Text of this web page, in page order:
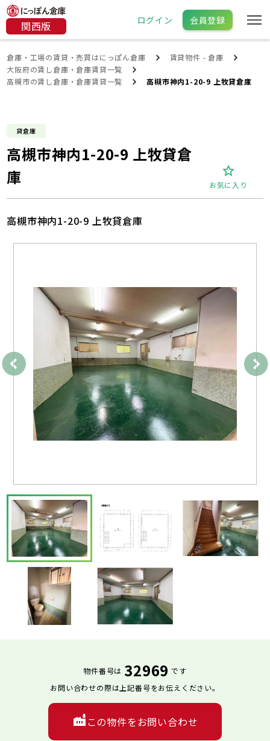
関西版 ログイン 会員登録
倉庫・工場の賃貸・売買はにっぽん倉庫
賃貸物件 - 倉庫
大阪府の賃し倉庫・倉庫賃貸一覧
高槻市の賃し倉庫・倉庫賃貸一覧
高槻市神内1-20-9 上牧貸倉庫
貸倉庫
高槻市神内1-20-9 上牧貸倉
庫
お気に入り
高槻市神内1-20-9 上牧貸倉庫
物件番号は 32969 です
お問い合わせの際は上記番号をお伝えください。
この物件をお問い合わせ